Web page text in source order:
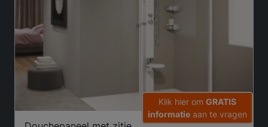
Klik hier om GRATIS
informatie aan te vragen